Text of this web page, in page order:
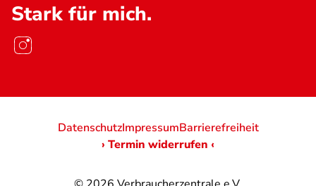
Stark für mich.
DatenschutzImpressumBarrierefreiheit
› Termin widerrufen ‹